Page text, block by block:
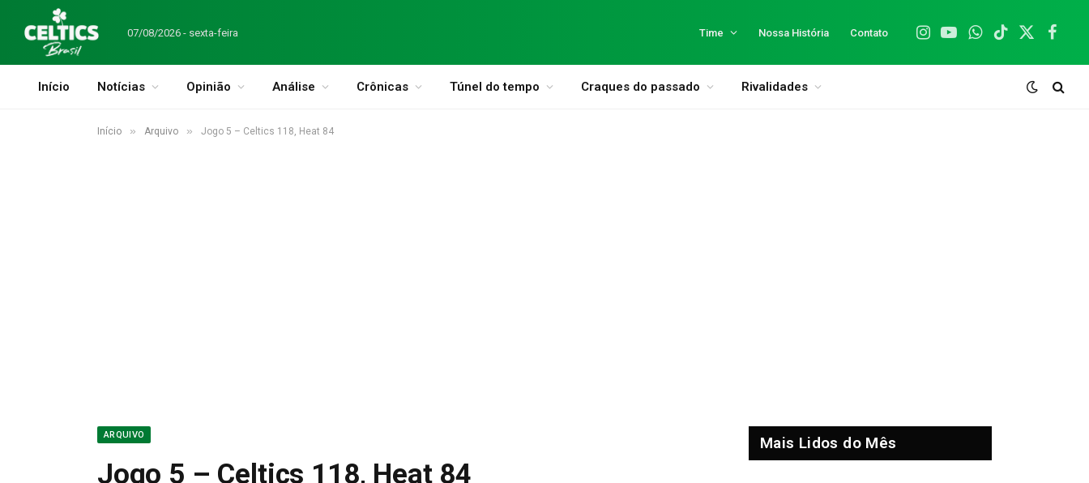
07/08/2026 - sexta-feira Time Nossa História Contato
Instagram
YouTubeWhatsApp
TikTok
X
Início Notícias Opinião Análise Crônicas Túnel do tempo Craques do passado Rivalidades
Início » Arquivo » Jogo 5 – Celtics 118, Heat 84
ARQUIVO
Jogo 5 – Celtics 118, Heat 84
Mais Lidos do Mês